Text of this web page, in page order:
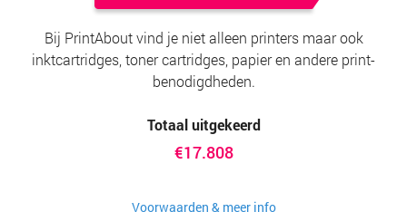
Bij PrintAbout vind je niet alleen printers maar ook
inktcartridges, toner cartridges, papier en andere print-
benodigdheden.
Totaal uitgekeerd
€17.808
Voorwaarden & meer info